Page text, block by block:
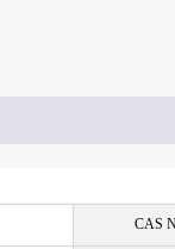
CAS